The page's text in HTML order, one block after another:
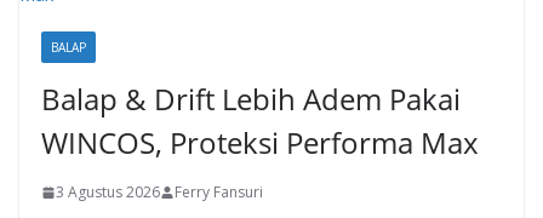
BALAP
Balap & Drift Lebih Adem Pakai
WINCOS, Proteksi Performa Max
3 Agustus 2026 Ferry Fansuri